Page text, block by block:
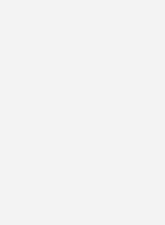
ihr Portfolio. Den Solarstrom
über die
Entwicklung und Betrieb
in einer Ausschreibung
finanziert, sondern direkt
an Endkunden. Ein
2.750 Haushalte
die Baustelle eingerichtet,